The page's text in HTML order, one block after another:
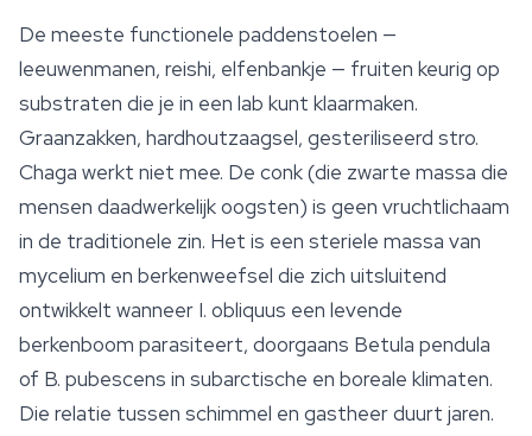
De meeste functionele paddenstoelen —
leeuwenmanen, reishi, elfenbankje — fruiten keurig op
substraten die je in een lab kunt klaarmaken.
Graanzakken, hardhoutzaagsel, gesteriliseerd stro.
Chaga werkt niet mee. De conk (die zwarte massa die
mensen daadwerkelijk oogsten) is geen vruchtlichaam
in de traditionele zin. Het is een steriele massa van
mycelium en berkenweefsel die zich uitsluitend
ontwikkelt wanneer I. obliquus een levende
berkenboom parasiteert, doorgaans Betula pendula
of B. pubescens in subarctische en boreale klimaten.
Die relatie tussen schimmel en gastheer duurt jaren.